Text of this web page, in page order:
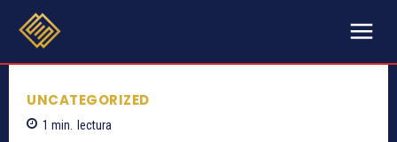
UNCATEGORIZED
1 min. lectura